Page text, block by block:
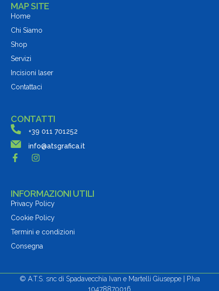
MAP SITE
Home
Chi Siamo
Shop
Servizi
Incisioni laser
Contattaci
INFORMAZIONI UTILI
Privacy Policy
Cookie Policy
Termini e condizioni
Consegna
CONTATTI
+39 011 701252
info@atsgrafica.it
© A.T.S. snc di Spadavecchia Ivan e Martelli Giuseppe | P.Iva
10478870016